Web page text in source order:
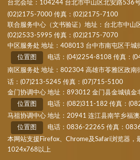
台北会址：104244 台北市中山区北安路536
(02)2175-7000 传真：(02)2175-7100
联合服务中心（文书验证）地址：台北市中山
(02)2533-5995 传真：(02)2175-7070
中区服务处 地址：408013 台中市南屯区干城
位置图
电话：(04)2254-8108 传真：
南区服务处 地址：802304 高雄市苓雅区政南
话：(07)213-5245 传真：(07)715-5100
金门协调中心 地址：893012 金门县金城镇金
位置图
电话：(082)311-182 传真：
马祖协调中心 地址：20941 连江县南竿乡福
位置图
电话：0836-22265 传真：
本网站支援Firefox、Chrome及Safari浏览器，
1024x768以上